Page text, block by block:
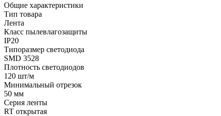
Общие характеристики
Тип товара
Лента
Класс пылевлагозащиты
IP20
Типоразмер светодиода
SMD 3528
Плотность светодиодов
120 шт/м
Минимальный отрезок
50 мм
Серия ленты
RT открытая